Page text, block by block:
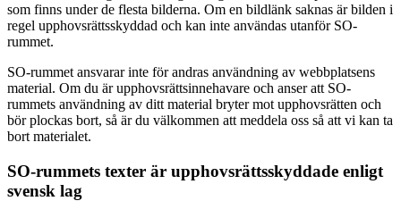
som finns under de flesta bilderna. Om en bildlänk saknas är bilden i
regel upphovsrättsskyddad och kan inte användas utanför SO-
rummet.
SO-rummet ansvarar inte för andras användning av webbplatsens
material. Om du är upphovsrättsinnehavare och anser att SO-
rummets användning av ditt material bryter mot upphovsrätten och
bör plockas bort, så är du välkommen att meddela oss så att vi kan ta
bort materialet.
SO-rummets texter är upphovsrättsskyddade enligt
svensk lag